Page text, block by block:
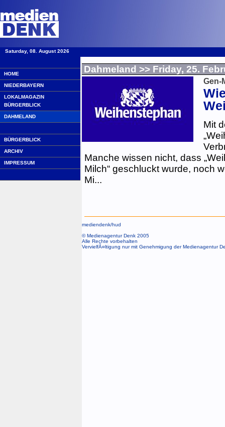
Saturday, 08. August 2026
HOME
NIEDERBAYERN
LOKALMAGAZIN
BÜRGERBLICK
DAHMELAND
BÜRGERBLICK
ARCHIV
IMPRESSUM
Dahmeland >> Friday, 25.
Gen-
Mit
Manche wissen nicht, dass
Milch“ geschluckt wurde, noch
Mi...
mediendenk/hud
© Medienagentur Denk 2005
Alle Rechte vorbehalten
VervielfÃ¤ltigung nur mit Genehmigung der Medienagentur